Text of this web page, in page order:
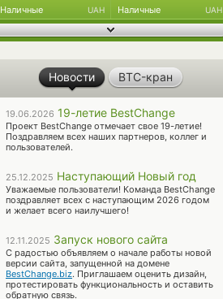
Наличные UAH Наличные UAH
Новости BTC-кран
19.06.2026 19-летие BestChange
Проект BestChange отмечает свое 19-летие!
Поздравляем всех наших партнеров, коллег и
пользователей.
25.12.2025 Наступающий Новый год
Уважаемые пользователи! Команда BestChange
поздравляет всех с наступающим 2026 годом
и желает всего наилучшего!
12.11.2025 Запуск нового сайта
С радостью объявляем о начале работы новой
версии сайта, запущенной на домене
BestChange.biz. Приглашаем оценить дизайн,
протестировать функциональность и оставить
обратную связь.